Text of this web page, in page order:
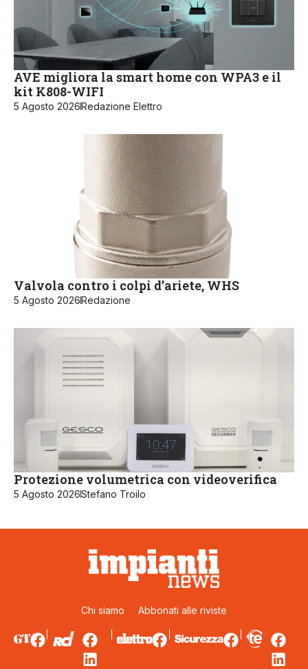
AVE migliora la smart home con WPA3 e il
kit K808-WIFI
5 Agosto 2026Redazione Elettro
Valvola contro i colpi d’ariete, WHS
5 Agosto 2026Redazione
Protezione volumetrica con videoverifica
5 Agosto 2026Stefano Troilo
Chi siamo Abbonati alle riviste